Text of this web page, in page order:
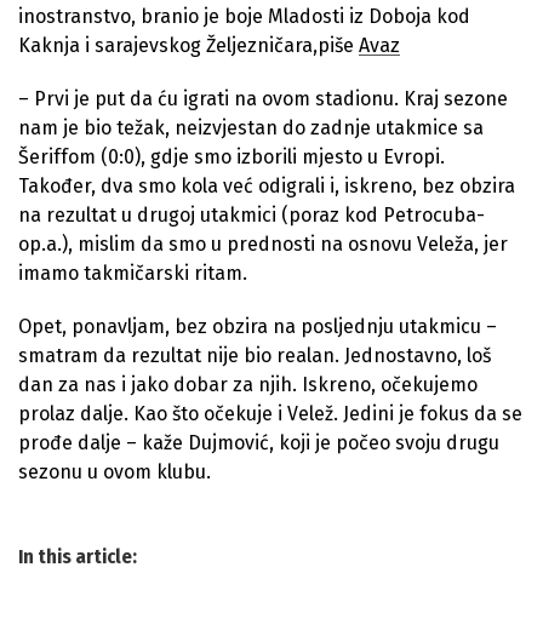
inostranstvo, branio je boje Mladosti iz Doboja kod
Kaknja i sarajevskog Željezničara,piše Avaz
– Prvi je put da ću igrati na ovom stadionu. Kraj sezone
nam je bio težak, neizvjestan do zadnje utakmice sa
Šeriffom (0:0), gdje smo izborili mjesto u Evropi.
Također, dva smo kola već odigrali i, iskreno, bez obzira
na rezultat u drugoj utakmici (poraz kod Petrocuba-
op.a.), mislim da smo u prednosti na osnovu Veleža, jer
imamo takmičarski ritam.
Opet, ponavljam, bez obzira na posljednju utakmicu –
smatram da rezultat nije bio realan. Jednostavno, loš
dan za nas i jako dobar za njih. Iskreno, očekujemo
prolaz dalje. Kao što očekuje i Velež. Jedini je fokus da se
prođe dalje – kaže Dujmović, koji je počeo svoju drugu
sezonu u ovom klubu.
In this article: